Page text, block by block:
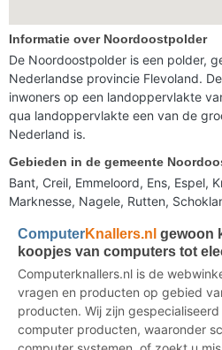
Informatie over Noordoostpolder
De Noordoostpolder is een polder,
Nederlandse provincie Flevoland.
inwoners op een landoppervlakte
qua landoppervlakte een van de
Nederland is.
Gebieden in de gemeente
Bant, Creil, Emmeloord, Ens, Espel,
Marknesse, Nagele, Rutten,
ComputerKnallers.nl gewoon
koopjes van computers tot
Computerknallers.nl is de
vragen en producten op gebied
producten. Wij zijn
computer producten, waaronder